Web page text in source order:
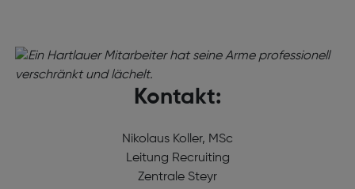
Kontakt:
Nikolaus Koller, MSc
Leitung Recruiting
Zentrale Steyr